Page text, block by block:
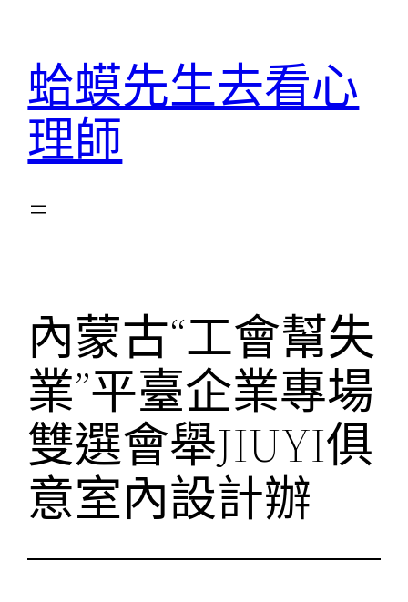
蛤蟆先生去看心
理師
內蒙古“工會幫失
業”平臺企業專場
雙選會舉JIUYI俱
意室內設計辦